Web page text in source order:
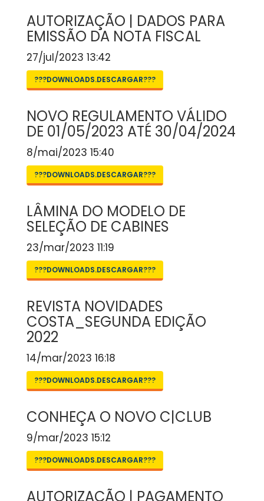
AUTORIZAÇÃO | DADOS PARA
EMISSÃO DA NOTA FISCAL
27/jul/2023 13:42
???DOWNLOADS.DESCARGAR???
NOVO REGULAMENTO VÁLIDO
DE 01/05/2023 ATÉ 30/04/2024
8/mai/2023 15:40
???DOWNLOADS.DESCARGAR???
LÂMINA DO MODELO DE
SELEÇÃO DE CABINES
23/mar/2023 11:19
???DOWNLOADS.DESCARGAR???
REVISTA NOVIDADES
COSTA_SEGUNDA EDIÇÃO
2022
14/mar/2023 16:18
???DOWNLOADS.DESCARGAR???
CONHEÇA O NOVO C|CLUB
9/mar/2023 15:12
???DOWNLOADS.DESCARGAR???
AUTORIZAÇÃO | PAGAMENTO